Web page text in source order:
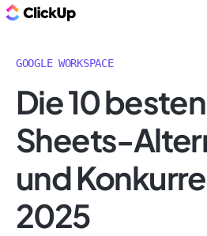
GOOGLE WORKSPACE
Die 10
Sheets-
und
2025